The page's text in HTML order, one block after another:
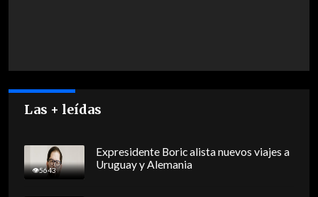
Las + leídas
5643
Expresidente Boric alista nuevos viajes a
Uruguay y Alemania